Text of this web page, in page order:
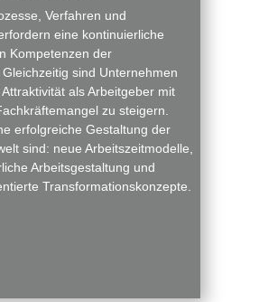
Verfahren und
eine kontinuierliche
Kompetenzen der
sind Unternehmen
als Arbeitgeber mit
zu steigern.
erfolgreiche Gestaltung der
sind: neue Arbeitszeitmodelle,
Arbeitsgestaltung und
Transformationskonzepte.